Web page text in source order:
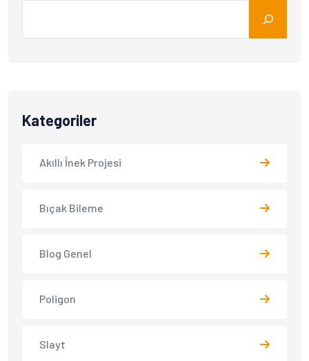
Kategoriler
Akıllı İnek Projesi
Bıçak Bileme
Blog Genel
Poligon
Slayt